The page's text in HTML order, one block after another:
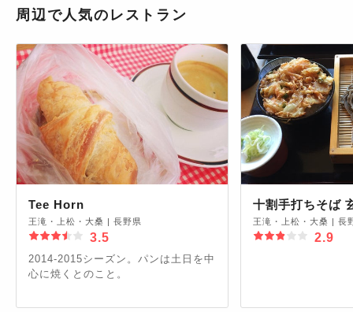
周辺で人気のレストラン
Tee Horn
王滝・上松・大桑 | 長野県
3.5
2014-2015シーズン。パンは土日を中
心に焼くとのこと。
十割手打ちそば
王滝・上松・大桑 | 長
2.9